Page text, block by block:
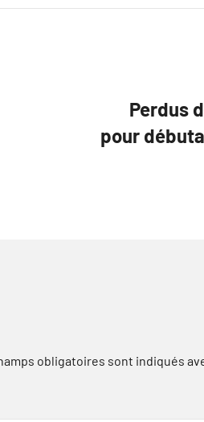
Perdus
pour
obligatoires sont indiqués